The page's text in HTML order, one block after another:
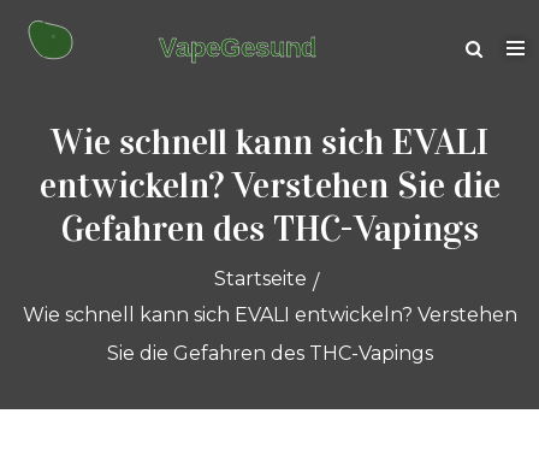
Wie schnell kann sich EVALI
entwickeln? Verstehen Sie die
Gefahren des THC-Vapings
Startseite
Wie schnell kann sich EVALI entwickeln? Verstehen
Sie die Gefahren des THC-Vapings